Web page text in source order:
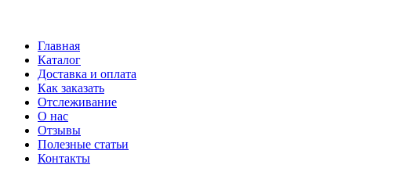
Главная
Каталог
Доставка и оплата
Как заказать
Отслеживание
О нас
Отзывы
Полезные статьи
Контакты